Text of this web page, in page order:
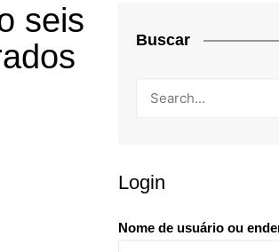
seis
Buscar
Login
Nome de usuário ou